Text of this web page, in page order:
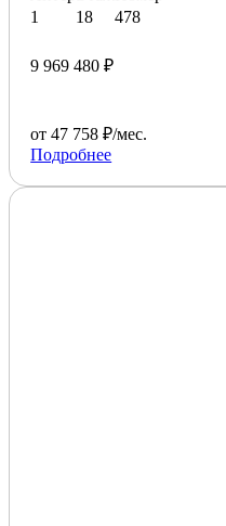
1
18
478
9 969 480 ₽
от 47 758 ₽/мес.
Подробнее